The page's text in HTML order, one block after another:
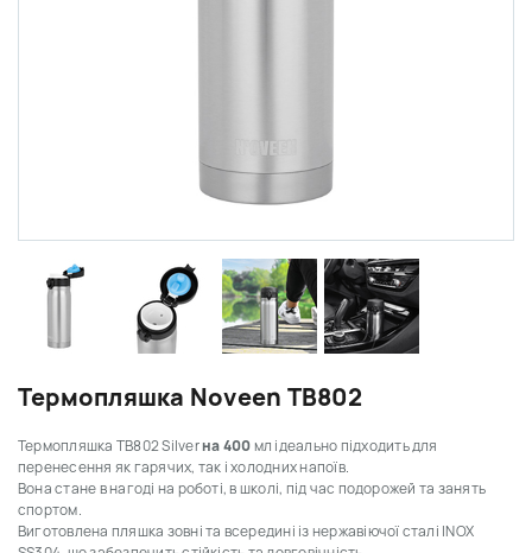
Термопляшка Noveen TB802
Термопляшка TB802 Silverна400мл ідеально підходить для
перенесення як гарячих, так і холодних напоїв.
Вонастане в нагоді на роботі, в школі, під час подорожей та занять
спортом.
Виготовлена пляшка зовні та всередині із нержавіючої сталі INOX